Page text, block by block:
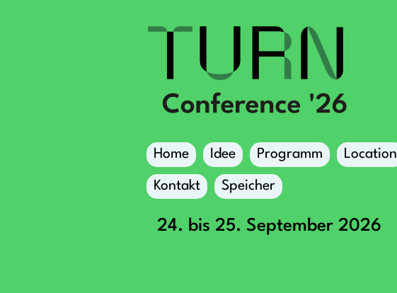
Home Idee Programm Location
Kontakt Speicher
24. bis 25. September 2026